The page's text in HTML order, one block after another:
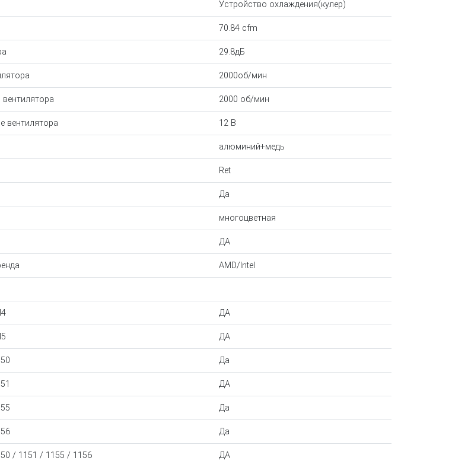
Устройство охлаждения(кулер)
70.84 cfm
29.8дБ
2000об/мин
2000 об/мин
вентилятора 12 В
алюминий+медь
Ret
Да
многоцветная
ДА
AMD/Intel
ДА
ДА
Да
ДА
Да
Да
/ 1151 / 1155 / 1156 ДА